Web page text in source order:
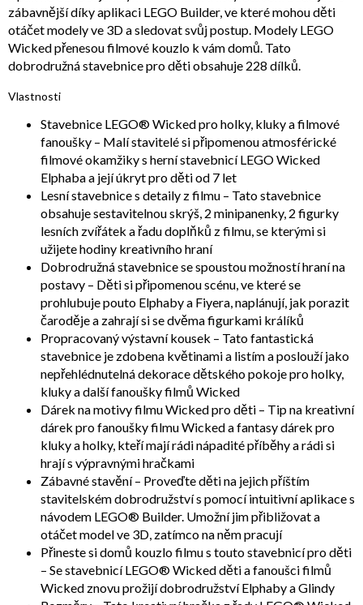
zábavnější díky aplikaci LEGO Builder, ve které mohou děti
otáčet modely ve 3D a sledovat svůj postup. Modely LEGO
Wicked přenesou filmové kouzlo k vám domů. Tato
dobrodružná stavebnice pro děti obsahuje 228 dílků.
Vlastnosti
Stavebnice LEGO® Wicked pro holky, kluky a filmové
fanoušky – Malí stavitelé si připomenou atmosférické
filmové okamžiky s herní stavebnicí LEGO Wicked
Elphaba a její úkryt pro děti od 7 let
Lesní stavebnice s detaily z filmu – Tato stavebnice
obsahuje sestavitelnou skrýš, 2 minipanenky, 2 figurky
lesních zvířátek a řadu doplňků z filmu, se kterými si
užijete hodiny kreativního hraní
Dobrodružná stavebnice se spoustou možností hraní na
postavy – Děti si připomenou scénu, ve které se
prohlubuje pouto Elphaby a Fiyera, naplánují, jak porazit
čaroděje a zahrají si se dvěma figurkami králíků
Propracovaný výstavní kousek – Tato fantastická
stavebnice je zdobena květinami a listím a poslouží jako
nepřehlédnutelná dekorace dětského pokoje pro holky,
kluky a další fanoušky filmů Wicked
Dárek na motivy filmu Wicked pro děti – Tip na kreativní
dárek pro fanoušky filmu Wicked a fantasy dárek pro
kluky a holky, kteří mají rádi nápadité příběhy a rádi si
hrají s výpravnými hračkami
Zábavné stavění – Proveďte děti na jejich příštím
stavitelském dobrodružství s pomocí intuitivní aplikace s
návodem LEGO® Builder. Umožní jim přibližovat a
otáčet model ve 3D, zatímco na něm pracují
Přineste si domů kouzlo filmu s touto stavebnicí pro děti
– Se stavebnicí LEGO® Wicked děti a fanoušci filmů
Wicked znovu prožijí dobrodružství Elphaby a Glindy